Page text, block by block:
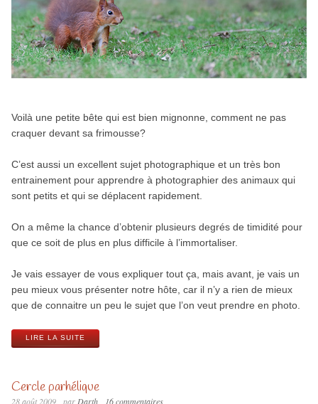
Voilà une petite bête qui est bien mignonne, comment ne pas
craquer devant sa frimousse?
C’est aussi un excellent sujet photographique et un très bon
entrainement pour apprendre à photographier des animaux qui
sont petits et qui se déplacent rapidement.
On a même la chance d’obtenir plusieurs degrés de timidité pour
que ce soit de plus en plus difficile à l’immortaliser.
Je vais essayer de vous expliquer tout ça, mais avant, je vais un
peu mieux vous présenter notre hôte, car il n’y a rien de mieux
que de connaitre un peu le sujet que l’on veut prendre en photo.
LIRE LA SUITE
Cercle parhélique
28 août 2009 par Darth 16 commentaires